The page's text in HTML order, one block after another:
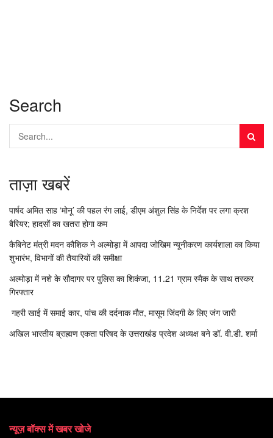
Search
ताज़ा खबरें
पार्षद अमित साह ‘मोनू’ की पहल रंग लाई, डीएम अंशुल सिंह के निर्देश पर लगा क्रश
बैरियर; हादसों का खतरा होगा कम
कैबिनेट मंत्री मदन कौशिक ने अल्मोड़ा में आपदा जोखिम न्यूनीकरण कार्यशाला का किया
शुभारंभ, विभागों की तैयारियों की समीक्षा
अल्मोड़ा में नशे के सौदागर पर पुलिस का शिकंजा, 11.21 ग्राम स्मैक के साथ तस्कर
गिरफ्तार
गहरी खाई में समाई कार, पांच की दर्दनाक मौत, मासूम जिंदगी के लिए जंग जारी
अखिल भारतीय ब्राह्मण एकता परिषद के उत्तराखंड प्रदेश अध्यक्ष बने डॉ. वी.डी. शर्मा
न्यूज़ बॉक्स में खबर खोजे